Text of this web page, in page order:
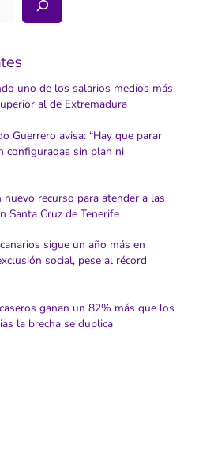
uno de los salarios medios más
al de Extremadura
Guerrero avisa: “Hay que parar
configuradas sin plan ni
nuevo recurso para atender a las
Santa Cruz de Tenerife
sigue un año más en
social, pese al récord
ganan un 82% más que los
la brecha se duplica